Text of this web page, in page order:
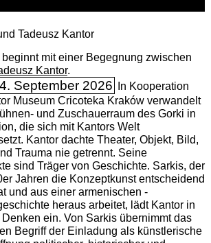
Tadeusz Kantor
mit einer Begegnung zwischen
Kantor.
September 2026
In Kooperation
Museum Cricoteka Kraków verwandelt
und Zuschauerraum des Gorki in
die sich mit Kantors Welt
Kantor dachte Theater, Objekt, Bild,
Trauma nie getrennt. Seine
sind Träger von Geschichte. Sarkis, der
Jahren die Konzeptkunst entscheidend
und aus einer armenischen
heraus arbeitet, lädt Kantor in
ein. Von Sarkis übernimmt das
Begriff der Einladung als künstlerische